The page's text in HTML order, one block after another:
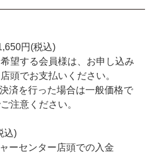
円(税込)
望する会員様は、お申し込み
頭でお支払いください。
済を行った場合は一般価格で
注意ください。
込)
ーセンター店頭での入金